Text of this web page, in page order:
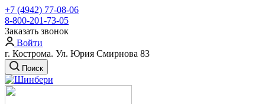
+7 (4942) 77-08-06
8-800-201-73-05
Заказать звонок
Войти
г. Кострома. Ул. Юрия Смирнова 83
Поиск